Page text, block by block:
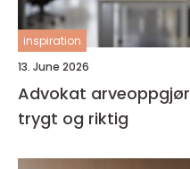
inspiration
13. June 2026
Advokat arveoppgjør når arven skal fordeles
trygt og riktig